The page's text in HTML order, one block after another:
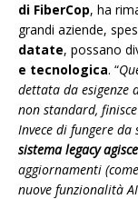
di FiberCop, ha
grandi aziende,
datate, possano
e tecnologica. “
dettata da esigenze
non standard,
Invece di fungere da
sistema legacy
aggiornamenti
nuove funzionalità AI